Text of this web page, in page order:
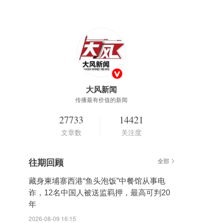
大风新闻
传播最有价值的新闻
27733
文章数
14421
关注度
往期回顾 全部
藏身柬埔寨西港“鱼头泡饭”中餐馆从事电
诈，12名中国人被送监羁押，最高可判20
年
2026-08-09 16:15